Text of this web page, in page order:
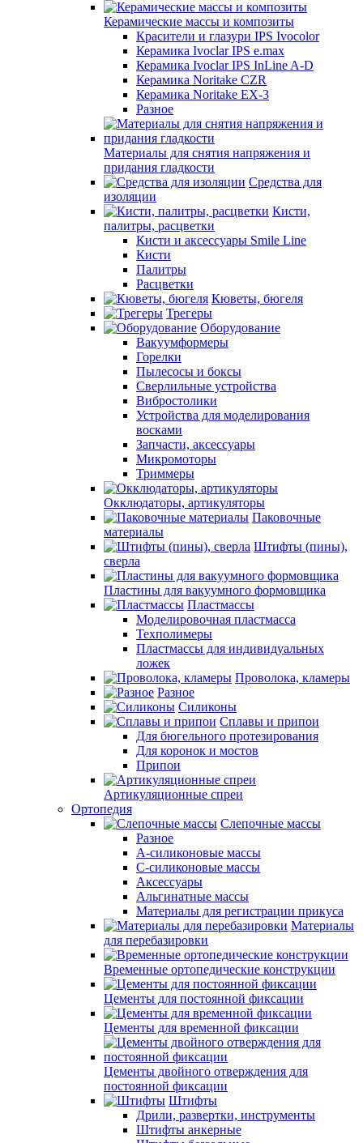
Керамические массы и композиты
Красители и глазури IPS Ivocolor
Керамика Ivoclar IPS e.max
Керамика Ivoclar IPS InLine A-D
Керамика Noritake CZR
Керамика Noritake EX-3
Разное
Материалы для снятия напряжения и
придания гладкости
Средства для
изоляции
Кисти,
палитры, расцветки
Кисти и аксессуары Smile Line
Кисти
Палитры
Расцветки
Кюветы, бюгеля
Трегеры
Оборудование
Вакуумформеры
Горелки
Пылесосы и боксы
Сверлильные устройства
Вибростолики
Устройства для моделирования
восками
Запчасти, аксессуары
Микромоторы
Триммеры
Окклюдаторы, артикуляторы
Паковочные
материалы
Штифты (пины),
сверла
Пластины для вакуумного формовщика
Пластмассы
Моделировочная пластмасса
Техполимеры
Пластмассы для индивидуальных
ложек
Проволока, кламеры
Разное
Силиконы
Сплавы и припои
Для бюгельного протезирования
Для коронок и мостов
Припои
Артикуляционные спреи
Ортопедия
Слепочные массы
Разное
А-силиконовые массы
С-силиконовые массы
Аксессуары
Альгинатные массы
Материалы для регистрации прикуса
Материалы
для перебазировки
Временные ортопедические конструкции
Цементы для постоянной фиксации
Цементы для временной фиксации
Цементы двойного отверждения для
постоянной фиксации
Штифты
Дрили, развертки, инструменты
Штифты анкерные